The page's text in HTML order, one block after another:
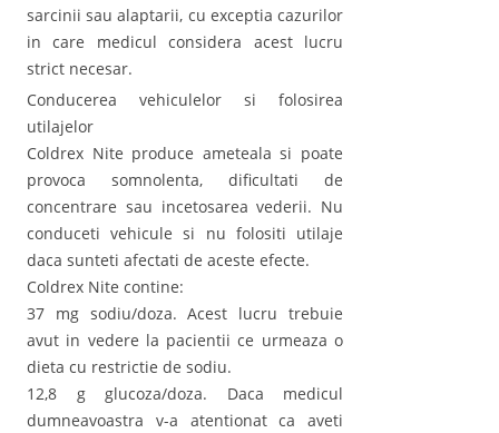
sarcinii sau alaptarii, cu exceptia cazurilor
in care medicul considera acest lucru
strict necesar.
Conducerea vehiculelor si folosirea
utilajelor
Coldrex Nite produce ameteala si poate
provoca somnolenta, dificultati de
concentrare sau incetosarea vederii. Nu
conduceti vehicule si nu folositi utilaje
daca sunteti afectati de aceste efecte.
Coldrex Nite contine:
37 mg sodiu/doza. Acest lucru trebuie
avut in vedere la pacientii ce urmeaza o
dieta cu restrictie de sodiu.
12,8 g glucoza/doza. Daca medicul
dumneavoastra v-a atentionat ca aveti